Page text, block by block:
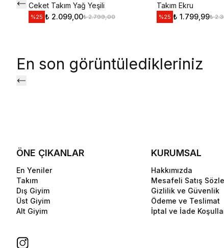
Ceket Takım Yağ Yeşili
%25 ₺ 2.099,00₺ 2.799,00
Takım Ekru
%25 ₺ 1.799,99₺
En son görüntüledikleriniz
ÖNE ÇIKANLAR
En Yeniler
Takım
Dış Giyim
Üst Giyim
Alt Giyim
KURUMSAL
Hakkımızda
Mesafeli Satış
Gizlilik ve Güvenlik
Ödeme ve Teslimat
İptal ve İade